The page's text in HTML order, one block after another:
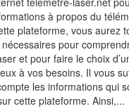
à propos du
plateforme, vous aurez
pour
et pour faire le choix
à vos besoins. Il vous
les informations qui
cette plateforme. Ainsi,...